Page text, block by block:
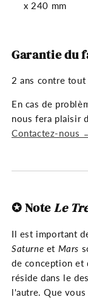
x 240 mm
Garantie du
2 ans contre
En cas de
nous fera plaisir
Contactez-nous
✪ NoteLe
Il est important
Saturne et Mars
de conception et
réside dans le
l'autre. Que